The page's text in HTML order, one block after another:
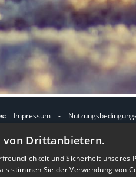
Impressum -
m
A
c
Nützliches:
Kontakt - eigenes
Vertrag widerrufen
von Drittanbietern.
und Sicherheit unseres
stimmen Sie der Verwendung von